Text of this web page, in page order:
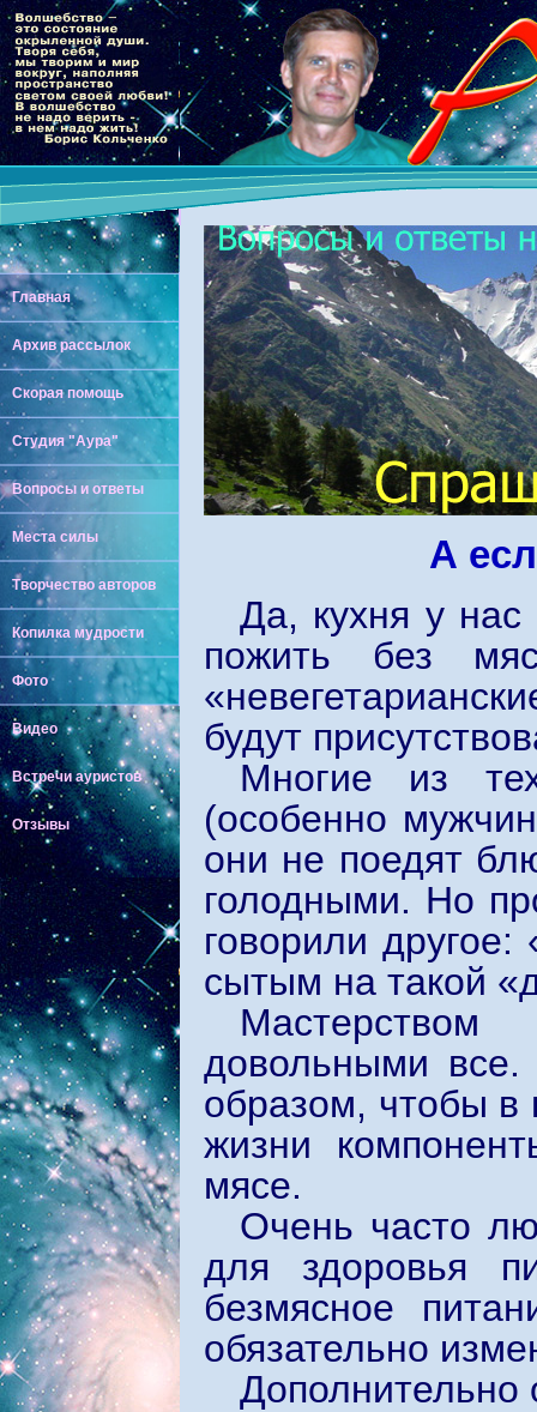
Главная
Архив рассылок
Скорая помощь
Студия "Аура"
Вопросы и ответы
Места силы
Творчество авторов
Копилка мудрости
Фото
Видео
Встречи ауристов
Отзывы
А
Да, кухня у
пожить без
будут
Многие из
(особенно
они не поедят
голодными. Но
говорили
сытым на такой
довольными
образом, чтобы в
жизни
мясе.
Очень часто
для здоровья
безмясное
обязательно
Дополнительно